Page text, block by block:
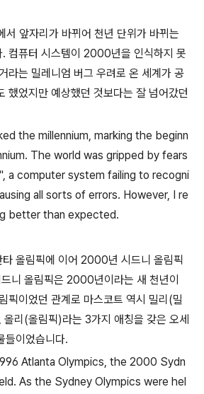
앞자리가 바뀌어 천년 단위가 바뀌는
. 컴퓨터 시스템이 2000년을 인식하지 못
라는 밀레니엄 버그 우려로 온 세계가 공
했었지만 예상했던 것보다는 잘 넘어갔던
the millennium, marking the beginn
The world was gripped by fears
a computer system failing to recogni
all sorts of errors. However, I re
better than expected.
올림픽에 이어 2000년 시드니 올림픽
니 올림픽은 2000년이라는 새 천년이
픽이었던 관계로 마스코트 역시 밀리(밀
리(올림픽)라는 3가지 애칭을 갖은 오세
들이었습니다.
Atlanta Olympics, the 2000 Sydn
As the Sydney Olympics were hel